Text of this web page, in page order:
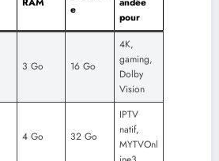
e
pour
3 Go 16 Go
4K,
gaming,
Dolby
Vision
4 Go 32 Go
IPTV
natif,
MYTVOnl